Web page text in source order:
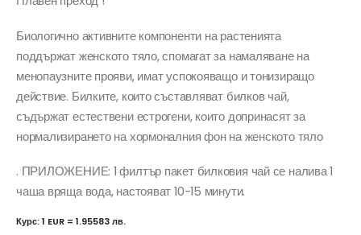
Биологично активните компоненти на растенията
поддържат женското тяло, спомагат за намаляване на
менопаузните прояви, имат успокояващо и тонизиращо
действие. Билките, които съставляват билков чай,
съдържат естествени естрогени, които допринасят за
нормализирането на хормоналния фон на женското тяло
. ПРИЛОЖЕНИЕ: 1 филтър пакет билковия чай се налива 1
чаша вряща вода, настояват 10-15 минути.
Курс: 1 EUR = 1.95583 лв.